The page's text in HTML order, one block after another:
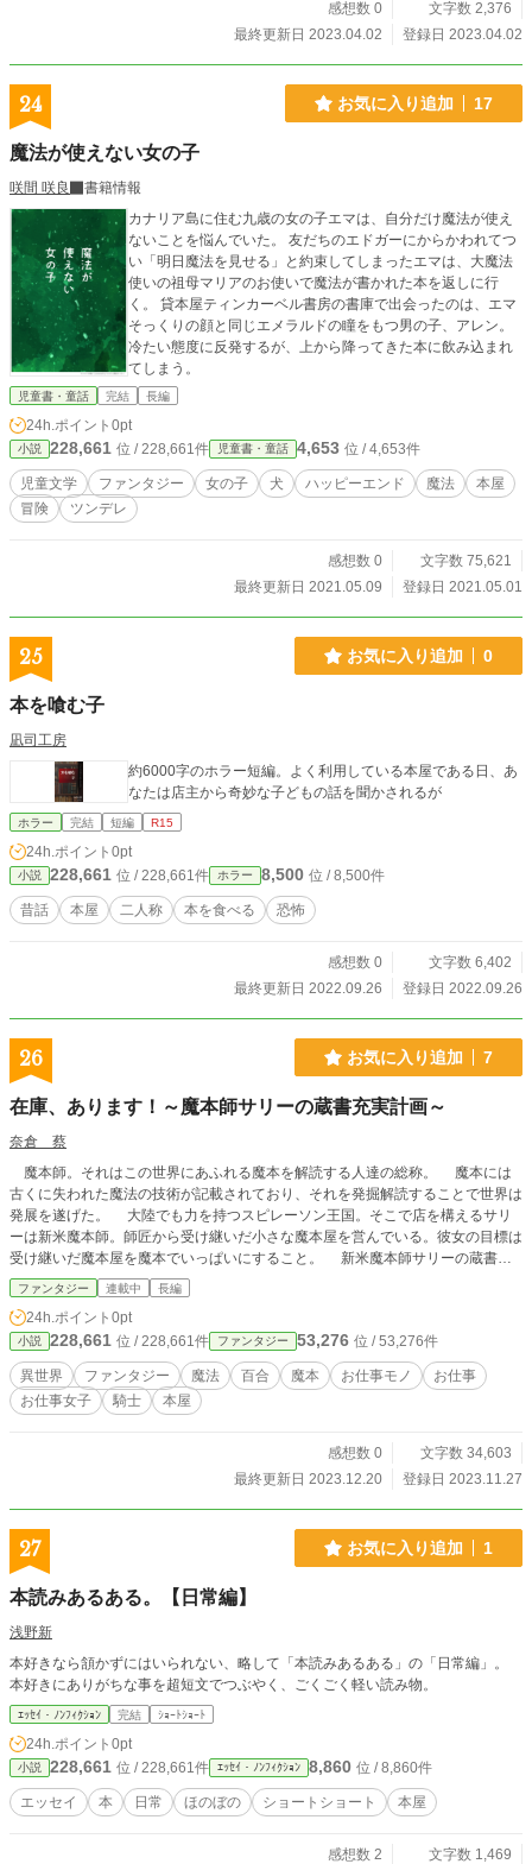
感想数 0
文字数 2,376
最終更新日 2023.04.02
登録日 2023.04.02
24 お気に入り追加 17
魔法が使えない女の子
咲間 咲良
書籍情報
カナリア島に住む九歳の女の子エマは、自分だけ魔法が使え
ないことを悩んでいた。 友だちのエドガーにからかわれてつ
い「明日魔法を見せる」と約束してしまったエマは、大魔法
使いの祖母マリアのお使いで魔法が書かれた本を返しに行
く。 貸本屋ティンカーベル書房の書庫で出会ったのは、エマ
そっくりの顔と同じエメラルドの瞳をもつ男の子、アレン。
冷たい態度に反発するが、上から降ってきた本に飲み込まれ
てしまう。
児童書・童話 完結 長編
24h.ポイント 0pt
小説 228,661 位 / 228,661件 児童書・童話 4,653 位 / 4,653件
児童文学 ファンタジー 女の子 犬 ハッピーエンド 魔法
本屋
冒険
ツンデレ
感想数 0
文字数 75,621
最終更新日 2021.05.09
登録日 2021.05.01
25 お気に入り追加 0
本を喰む子
凪司工房
約6000字のホラー短編。よく利用している本屋である日、あ
なたは店主から奇妙な子どもの話を聞かされるが
ホラー 完結 短編 R15
24h.ポイント 0pt
小説 228,661 位 / 228,661件 ホラー 8,500 位 / 8,500件
昔話 本屋 二人称 本を食べる 恐怖
感想数 0
文字数 6,402
最終更新日 2022.09.26
登録日 2022.09.26
26 お気に入り追加 7
在庫、あります！～魔本師サリーの蔵書充実計画～
奈倉 蔡
魔本師。それはこの世界にあふれる魔本を解読する人達の総称。 魔本には
古くに失われた魔法の技術が記載されており、それを発掘解読することで世界は
発展を遂げた。 大陸でも力を持つスピレーソン王国。そこで店を構えるサリ
ーは新米魔本師。師匠から受け継いだ小さな魔本屋を営んでいる。彼女の目標は
受け継いだ魔本屋を魔本でいっぱいにすること。 新米魔本師サリーの蔵書充
実計画が今始まる！
ファンタジー 連載中 長編
24h.ポイント 0pt
小説 228,661 位 / 228,661件 ファンタジー 53,276 位 / 53,276件
異世界 ファンタジー 魔法 百合 魔本 お仕事モノ
お仕事
お仕事女子
騎士 本屋
感想数 0
文字数 34,603
最終更新日 2023.12.20
登録日 2023.11.27
27 お気に入り追加 1
本読みあるある。【日常編】
浅野新
本好きなら頷かずにはいられない、略して「本読みあるある」の「日常編」。
本好きにありがちな事を超短文でつぶやく、ごくごく軽い読み物。
ｴｯｾｲ・ﾉﾝﾌｨｸｼｮﾝ 完結 ｼｮｰﾄｼｮｰﾄ
24h.ポイント 0pt
小説 228,661 位 / 228,661件 ｴｯｾｲ・ﾉﾝﾌｨｸｼｮﾝ 8,860 位 / 8,860件
エッセイ 本 日常 ほのぼの ショートショート 本屋
感想数 2
文字数 1,469